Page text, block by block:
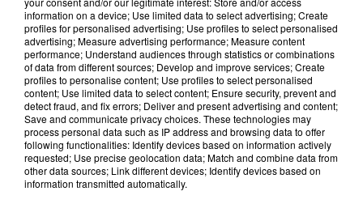
Grand jeu de l'été : les cabines de plages
Gagnez vos entrées pour Dennlys
Parc
Gagnez vos entrées pour le parc
Bagatelle
information on a device; Use limited data to select advertising; Create
profiles for personalised advertising; Use profiles to select personalised
advertising; Measure advertising performance; Measure content
performance; Understand audiences through statistics or combinations
of data from different sources; Develop and improve services; Create
profiles to personalise content; Use profiles to select personalised
content; Use limited data to select content; Ensure security, prevent and
detect fraud, and fix errors; Deliver and present advertising and content;
Save and communicate privacy choices. These technologies may
process personal data such as IP address and browsing data to offer
following functionalities: Identify devices based on information actively
requested; Use precise geolocation data; Match and combine data from
other data sources; Link different devices; Identify devices based on
information transmitted automatically.